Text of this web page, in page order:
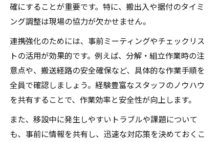
確にすることが重要です。特に、搬出入や据付のタイミ
ング調整は現場の協力が欠かせません。
連携強化のためには、事前ミーティングやチェックリス
トの活用が効果的です。例えば、分解・組立作業時の注
意点や、搬送経路の安全確保など、具体的な作業手順を
全員で確認しましょう。経験豊富なスタッフのノウハウ
を共有することで、作業効率と安全性が向上します。
また、移設中に発生しやすいトラブルや課題について
も、事前に情報を共有し、迅速な対応策を決めておくこ